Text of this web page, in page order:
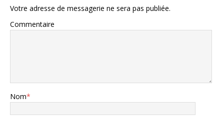
Votre adresse de messagerie ne sera pas publiée.
Commentaire
Nom*